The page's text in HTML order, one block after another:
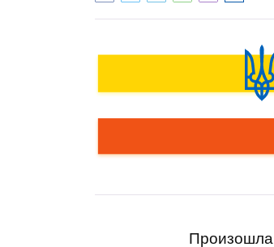
Произошла